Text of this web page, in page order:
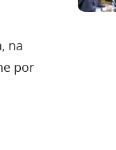
na
por